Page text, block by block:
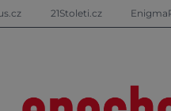
21Stoleti.cz